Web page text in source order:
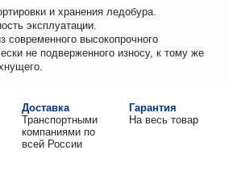
и хранения ледобура.
эксплуатации.
современного высокопрочного
не подверженного износу, к тому же
Доставка
Транспортными
компаниями по
всей России
Гарантия
На весь товар